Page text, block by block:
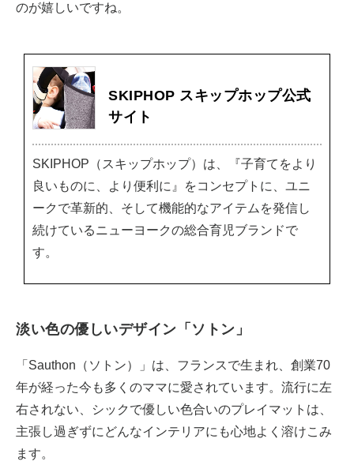
のが嬉しいですね。
SKIPHOP スキップホップ公式
サイト
SKIPHOP（スキップホップ）は、『子育てをより
良いものに、より便利に』をコンセプトに、ユニ
ークで革新的、そして機能的なアイテムを発信し
続けているニューヨークの総合育児ブランドで
す。
淡い色の優しいデザイン「ソトン」
「Sauthon（ソトン）」は、フランスで生まれ、創業70
年が経った今も多くのママに愛されています。流行に左
右されない、シックで優しい色合いのプレイマットは、
主張し過ぎずにどんなインテリアにも心地よく溶けこみ
ます。